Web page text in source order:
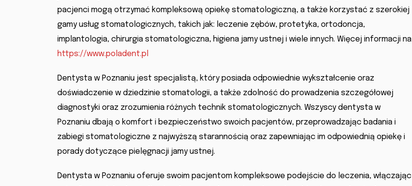
pacjenci mogą otrzymać kompleksową opiekę stomatologiczną, a także korzystać z szerokiej
gamy usług stomatologicznych, takich jak: leczenie zębów, protetyka, ortodoncja,
implantologia, chirurgia stomatologiczna, higiena jamy ustnej i wiele innych. Więcej informacji na
https://www.poladent.pl
Dentysta w Poznaniu jest specjalistą, który posiada odpowiednie wykształcenie oraz
doświadczenie w dziedzinie stomatologii, a także zdolność do prowadzenia szczegółowej
diagnostyki oraz zrozumienia różnych technik stomatologicznych. Wszyscy dentysta w
Poznaniu dbają o komfort i bezpieczeństwo swoich pacjentów, przeprowadzając badania i
zabiegi stomatologiczne z najwyższą starannością oraz zapewniając im odpowiednią opiekę i
porady dotyczące pielęgnacji jamy ustnej.
Dentysta w Poznaniu oferuje swoim pacjentom kompleksowe podejście do leczenia, włączając